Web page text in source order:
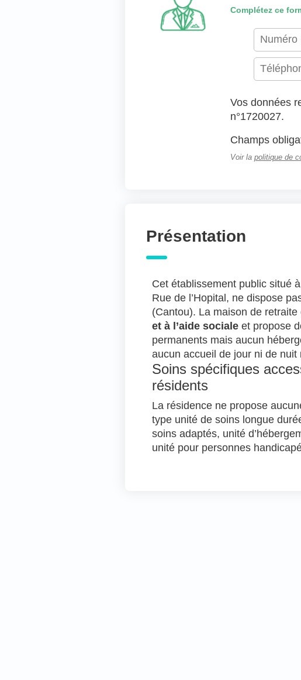
Complétez ce
Vos données
n°1720027.
Champs
Voir la politique de
Présentation
Cet établissement public situé
Rue de l’Hopital, ne dispose
(Cantou). La maison de retraite
et à l’aide socialeet propose
permanents mais aucun
aucun accueil de jour ni de nuit
Soins spécifiques
résidents
La résidence ne propose
type unité de soins longue
soins adaptés, unité
unité pour personnes